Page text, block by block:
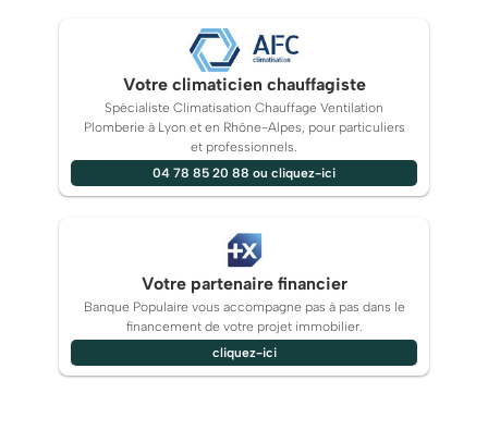
Votre climaticien chauffagiste
Spécialiste Climatisation Chauffage Ventilation
Plomberie à Lyon et en Rhône-Alpes, pour particuliers
et professionnels.
04 78 85 20 88 ou cliquez-ici
Votre partenaire financier
Banque Populaire vous accompagne pas à pas dans le
financement de votre projet immobilier.
cliquez-ici